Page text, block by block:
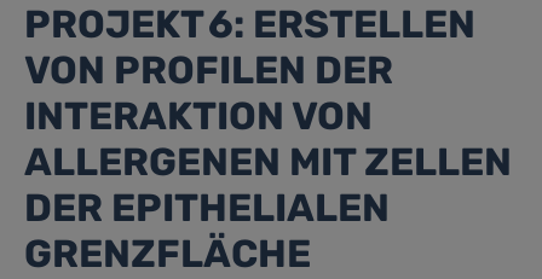
PROJEKT 6: ERSTELLEN
VON PROFILEN DER
INTERAKTION VON
ALLERGENEN MIT ZELLEN
DER EPITHELIALEN
GRENZFLÄCHE